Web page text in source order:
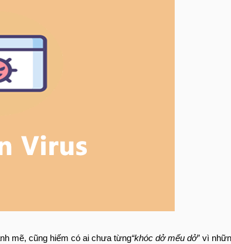
mẽ, cũng hiếm có ai chưa từng“khóc dở mếu dở” vì